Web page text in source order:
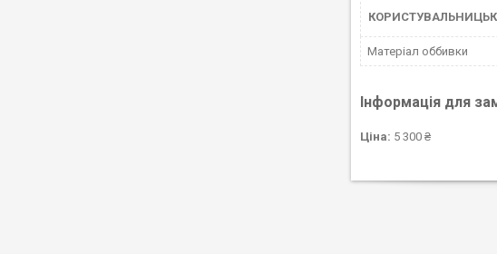
Матеріал оббивки
Інформація для
Ціна: 5 300 ₴